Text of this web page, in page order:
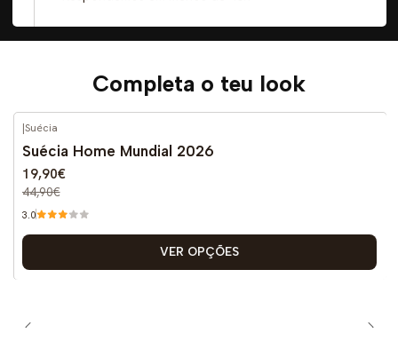
Completa o teu look
-56%
|Suécia
Suécia Home Mundial 2026
19,90€
44,90€
3.0
VER OPÇÕES